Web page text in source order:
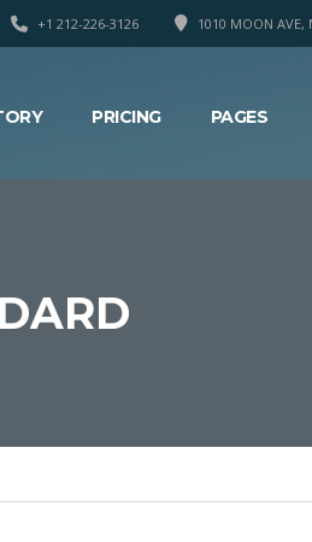
1010 MOON AVE,
+1 212-226-3126
PRICING PAGES